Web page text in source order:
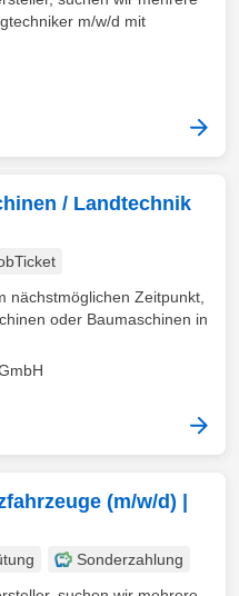
m/w/d mit
/ Landtechnik
nächstmöglichen Zeitpunkt,
oder Baumaschinen in
(m/w/d) |
Sonderzahlung